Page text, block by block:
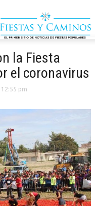
la Fiesta
el coronavirus
| 12:55 pm